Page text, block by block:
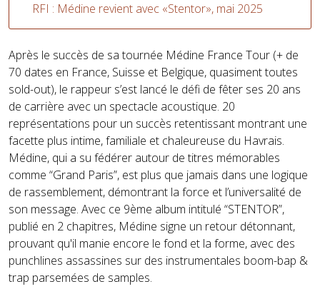
RFI : Médine revient avec «Stentor», mai 2025
Après le succès de sa tournée Médine France Tour (+ de
70 dates en France, Suisse et Belgique, quasiment toutes
sold-out), le rappeur s’est lancé le défi de fêter ses 20 ans
de carrière avec un spectacle acoustique. 20
représentations pour un succès retentissant montrant une
facette plus intime, familiale et chaleureuse du Havrais.
Médine, qui a su fédérer autour de titres mémorables
comme “Grand Paris”, est plus que jamais dans une logique
de rassemblement, démontrant la force et l’universalité de
son message. Avec ce 9ème album intitulé “STENTOR”,
publié en 2 chapitres, Médine signe un retour détonnant,
prouvant qu'il manie encore le fond et la forme, avec des
punchlines assassines sur des instrumentales boom-bap &
trap parsemées de samples.